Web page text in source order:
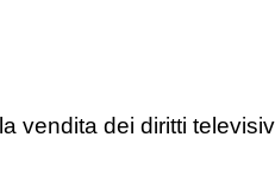
vendita dei diritti